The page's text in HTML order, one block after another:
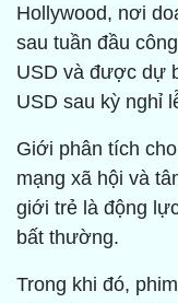
Hollywood, nơi
sau tuần đầu
USD và được dự
USD sau kỳ nghỉ
Giới phân tích
mạng xã hội và
giới trẻ là động
bất thường.
Trong khi đó,